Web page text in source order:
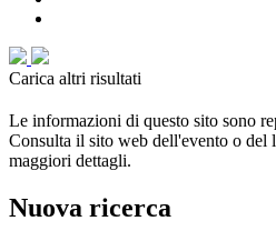
Carica altri risultati
Le informazioni di questo sito sono
Consulta il sito web dell'evento o del
maggiori dettagli.
Nuova ricerca